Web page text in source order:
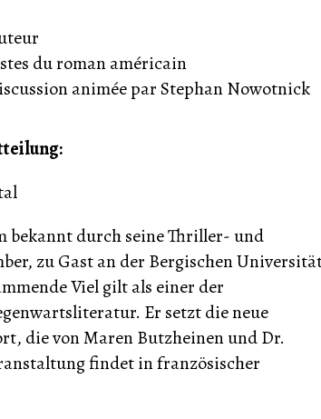
du roman américain
animée par Stephan Nowotnick
bekannt durch seine Thriller- und
zu Gast an der Bergischen
Viel gilt als einer der
Er setzt die neue
die von Maren Butzheinen und Dr.
findet in französischer